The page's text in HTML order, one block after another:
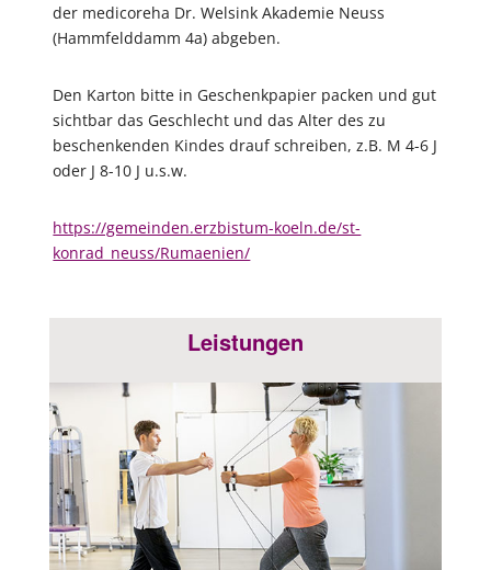
der medicoreha Dr. Welsink Akademie Neuss
(Hammfelddamm 4a) abgeben.
Den Karton bitte in Geschenkpapier packen und gut
sichtbar das Geschlecht und das Alter des zu
beschenkenden Kindes drauf schreiben, z.B. M 4-6 J
oder J 8-10 J u.s.w.
https://gemeinden.erzbistum-koeln.de/st-
konrad_neuss/Rumaenien/
Leistungen